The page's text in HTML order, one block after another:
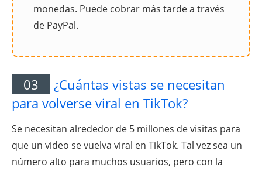
monedas. Puede cobrar más tarde a través
de PayPal.
03
¿Cuántas vistas se necesitan
para volverse viral en TikTok?
Se necesitan alrededor de 5 millones de visitas para
que un video se vuelva viral en TikTok. Tal vez sea un
número alto para muchos usuarios, pero con la